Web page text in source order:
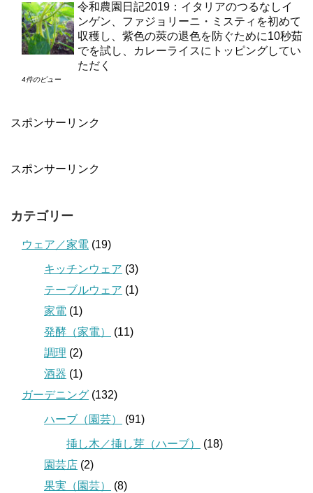
令和農園日記2019：イタリアのつるなしイ
ンゲン、ファジョリーニ・ミスティを初めて
収穫し、紫色の莢の退色を防ぐために10秒茹
でを試し、カレーライスにトッピングしてい
ただく
4件のビュー
スポンサーリンク
スポンサーリンク
カテゴリー
ウェア／家電 (19)
キッチンウェア (3)
テーブルウェア (1)
家電 (1)
発酵（家電）
(11)
調理 (2)
酒器 (1)
ガーデニング (132)
ハーブ（園芸） (91)
挿し木／挿し芽（ハーブ）
(18)
園芸店 (2)
果実（園芸）
(8)